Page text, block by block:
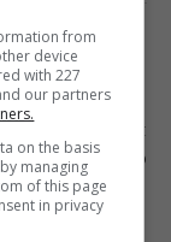
ЩЕ РІК
стаття
ХОР
from
device
with 227
our partners
on the basis
managing
of this page
in privacy